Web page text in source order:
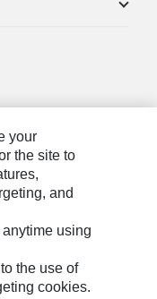
your
the site to
and
using
the use of
cookies.